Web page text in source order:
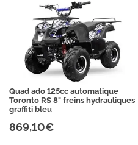
Quad ado 125cc automatique
Toronto RS 8" freins hydrauliques
graffiti bleu
869,10€